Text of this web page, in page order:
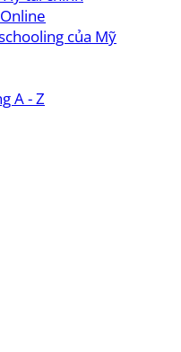
của Mỹ
A - Z